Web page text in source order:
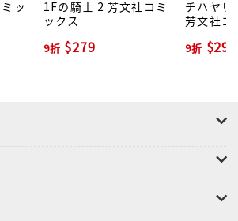
ッ
1Fの騎士 2 芳文社コミ
ックス
9折 $279
チハヤリ
芳文社コ
9折 $292